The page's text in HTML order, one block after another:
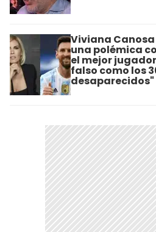
Viviana
una polémica
el mejor
falso como los
desaparecidos"